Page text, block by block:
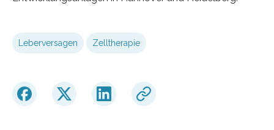
Leberversagen Zelltherapie